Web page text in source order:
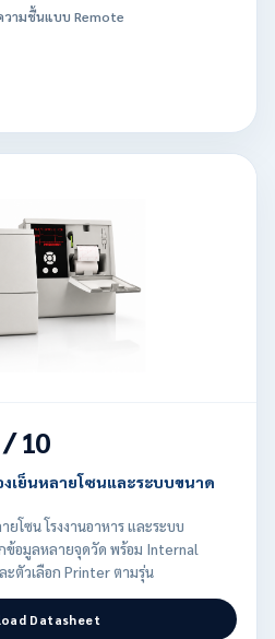
ามชื้นแบบ Remote
/ 10
เย็นหลายโซนและระบบขนาด
โซน โรงงานอาหาร และระบบ
อมูลหลายจุดวัด พร้อม Internal
ะตัวเลือก Printer ตามรุ่น
Datasheet